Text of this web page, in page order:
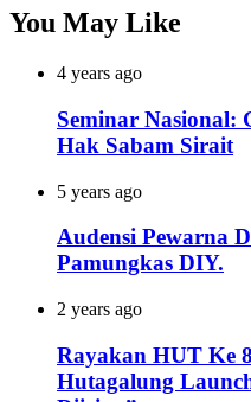
You May Like
4 years ago
Seminar Nasional:
Hak Sabam Sirait
5 years ago
Audensi Pewarna
Pamungkas DIY.
2 years ago
Rayakan HUT Ke
Hutagalung